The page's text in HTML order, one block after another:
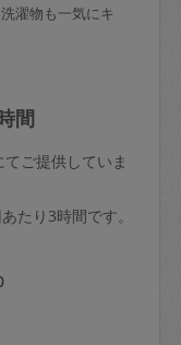
濯物も一気にキ
間
ご提供していま
たり3時間です。